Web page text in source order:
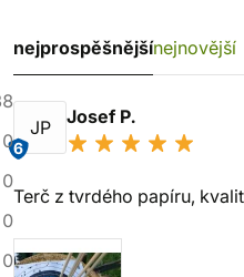
0
0
0
0
nejprospěšnějšínejnovější
JP
6
Josef P.
Terč z tvrdého papíru,